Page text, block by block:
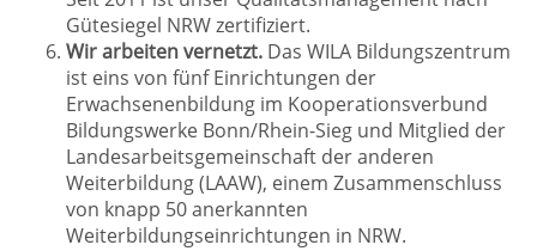
Gütesiegel NRW zertifiziert.
Wir arbeiten vernetzt. Das WILA Bildungszentrum
ist eins von fünf Einrichtungen der
Erwachsenenbildung im Kooperationsverbund
Bildungswerke Bonn/Rhein-Sieg und Mitglied der
Landesarbeitsgemeinschaft der anderen
Weiterbildung (LAAW), einem Zusammenschluss
von knapp 50 anerkannten
Weiterbildungseinrichtungen in NRW.